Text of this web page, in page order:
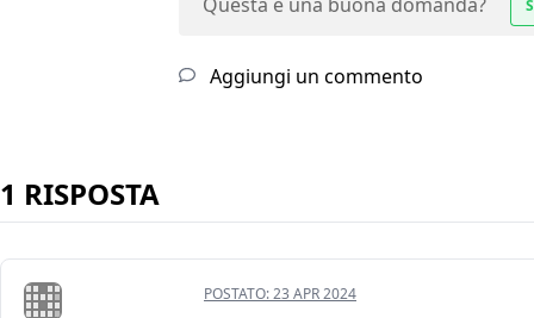
Aggiungi un commento
1 RISPOSTA
POSTATO:23 APR 2024